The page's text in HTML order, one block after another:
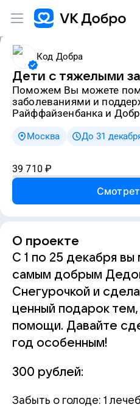
Код Добра
Дети с тяжелыми
Поможем Вы можете помочь детям с тяжелыми
заболеваниями и
Райффайзенбанка и
Москва До 31
39 710 ₽
О проекте
С 1 по 25 декабря
самым добрым
Снегурочкой и
ценный подарок
помощи. Давайте
год особенным!
300 рублей:
Забыть о голоде: 1